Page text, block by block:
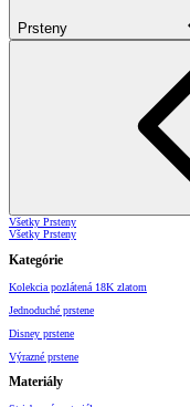
Prsteny
Všetky Prsteny
Všetky Prsteny
Kategórie
Kolekcia pozlátená 18K zlatom
Jednoduché prstene
Disney prstene
Výrazné prstene
Materiály